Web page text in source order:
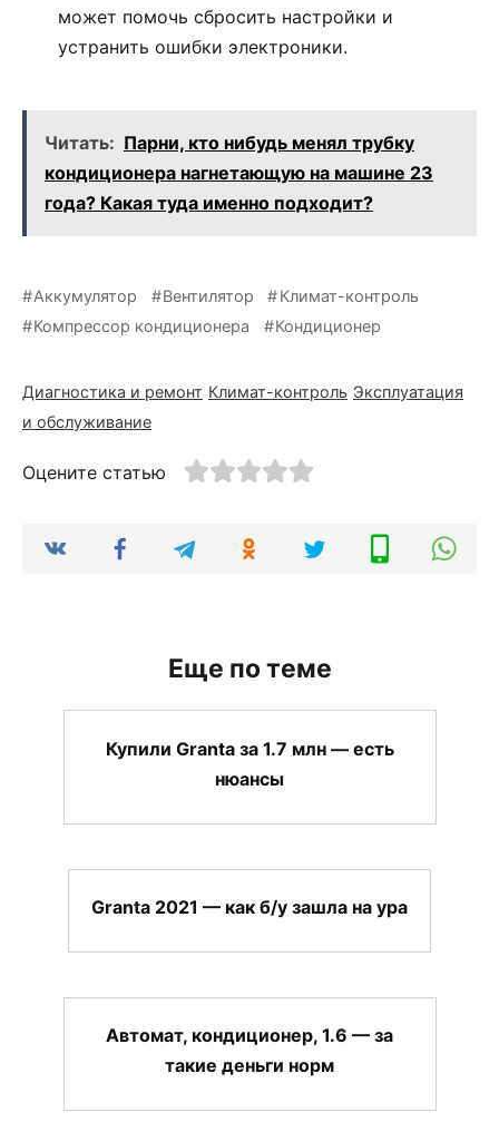
может помочь сбросить настройки и
устранить ошибки электроники.
Читать: Парни, кто нибудь менял трубку
кондиционера нагнетающую на машине 23
года? Какая туда именно подходит?
Аккумулятор Вентилятор
Климат-контроль
Компрессор кондиционера
Кондиционер
Диагностика и ремонт Климат-контроль Эксплуатация
и обслуживание
Оцените статью
Еще по теме
Купили Granta за 1.7 млн — есть
нюансы
Granta 2021 — как б/у зашла на ура
Автомат, кондиционер, 1.6 — за
такие деньги норм